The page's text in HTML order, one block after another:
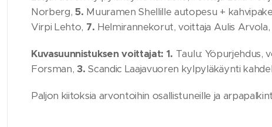
Norberg,5. Muuramen Shellille autopesu +
Virpi Lehto, 7. Helmirannekorut, voittaja Aulis Arvola,
Kuvasuunnistuksen voittajat: 1. Taulu: Yöpurjehdus,
Forsman, 3. Scandic Laajavuoren kylpyläkäynti
Paljon kiitoksia arvontoihin osallistuneille ja